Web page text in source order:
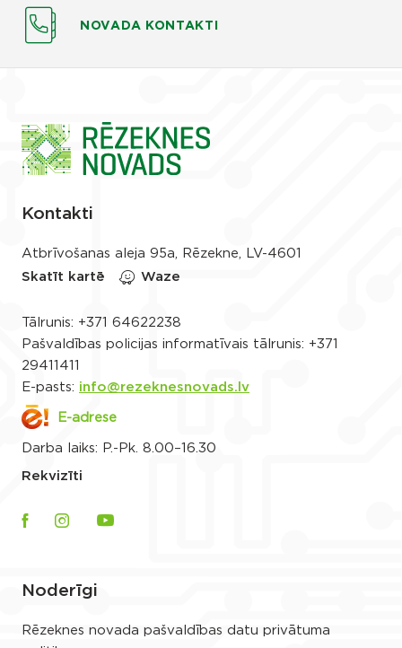
NOVADA KONTAKTI
Kontakti
Atbrīvošanas aleja 95a, Rēzekne, LV-4601
Skatīt kartē
Waze
Tālrunis: +371 64622238
Pašvaldības policijas informatīvais tālrunis: +371
29411411
E-pasts: info@rezeknesnovads.lv
E-adrese
Darba laiks: P.-Pk. 8.00–16.30
Rekvizīti
Noderīgi
Rēzeknes novada pašvaldības datu privātuma